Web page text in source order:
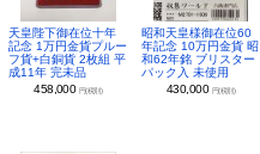
天皇陛下御在位十年
記念 1万円金貨プルー
フ貨+白銅貨 2枚組 平
成11年 完未品
458,000 円(税別)
昭和天皇様御在位60
年記念 10万円金貨 昭
和62年銘 ブリスター
パック入 未使用
430,000 円(税別)